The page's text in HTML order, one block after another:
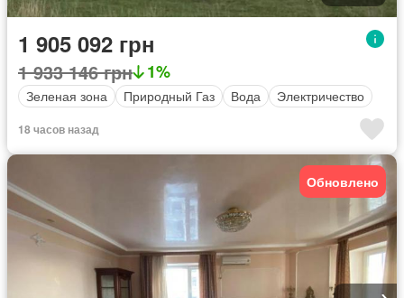
1 905 092 грн
1 933 146 грн 1%
Зеленая зона Природный Газ Вода Электричество
18 часов назад
Обновлено